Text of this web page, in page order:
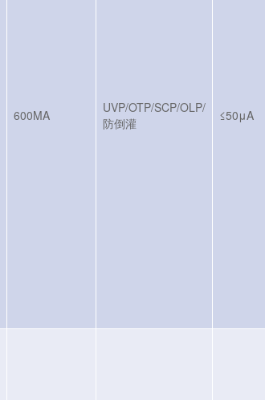
600MA
UVP/OTP/SCP/OLP/
防倒灌
≤50μA